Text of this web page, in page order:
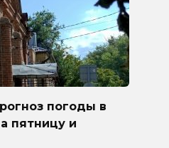
погоды в
пятницу и